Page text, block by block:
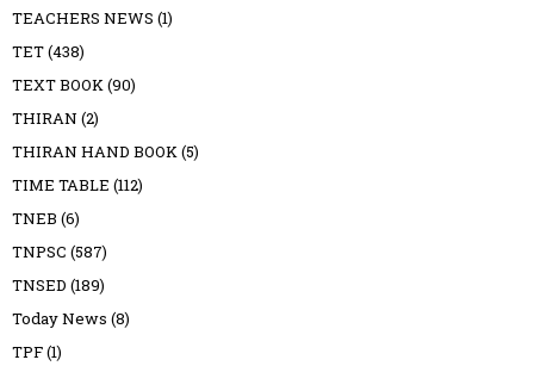
TEACHERS NEWS (1)
TET(438)
TEXT BOOK(90)
THIRAN (2)
THIRAN HAND BOOK(5)
TIME TABLE (112)
TNEB (6)
TNPSC (587)
TNSED (189)
Today News (8)
TPF(1)